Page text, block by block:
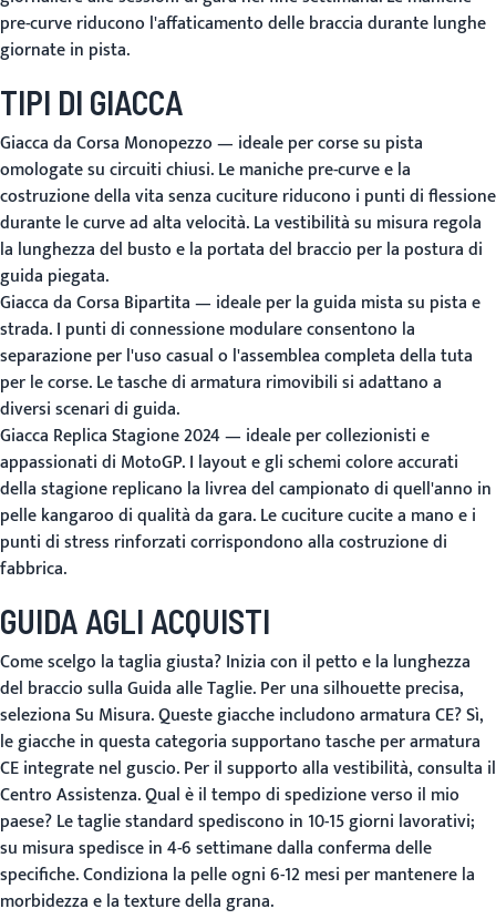
pre-curve riducono l'affaticamento delle braccia durante lunghe
giornate in pista.
TIPI DI GIACCA
Giacca da Corsa Monopezzo— ideale per corse su pista
omologate su circuiti chiusi. Le maniche pre-curve e la
costruzione della vita senza cuciture riducono i punti di flessione
durante le curve ad alta velocità. La vestibilità su misura regola
la lunghezza del busto e la portata del braccio per la postura di
guida piegata.
Giacca da Corsa Bipartita— ideale per la guida mista su pista e
strada. I punti di connessione modulare consentono la
separazione per l'uso casual o l'assemblea completa della tuta
per le corse. Le tasche di armatura rimovibili si adattano a
diversi scenari di guida.
Giacca Replica Stagione 2024— ideale per collezionisti e
appassionati di MotoGP. I layout e gli schemi colore accurati
della stagione replicano la livrea del campionato di quell'anno in
pelle kangaroo di qualità da gara. Le cuciture cucite a mano e i
punti di stress rinforzati corrispondono alla costruzione di
fabbrica.
GUIDA AGLI ACQUISTI
Come scelgo la taglia giusta?Inizia con il petto e la lunghezza
del braccio sullaGuida alle Taglie. Per una silhouette precisa,
selezionaSu Misura.Queste giacche includono armatura CE?Sì,
le giacche in questa categoria supportano tasche per armatura
CE integrate nel guscio. Per il supporto alla vestibilità, consulta il
Centro Assistenza.Qual è il tempo di spedizione verso il mio
paese?Le taglie standard spediscono in 10-15 giorni lavorativi;
su misura spedisce in 4-6 settimane dalla conferma delle
specifiche. Condiziona la pelle ogni 6-12 mesi per mantenere la
morbidezza e la texture della grana.